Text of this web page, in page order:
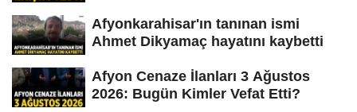
Afyonkarahisar'ın tanınan ismi
Ahmet Dikyamaç hayatını kaybetti
Afyon Cenaze İlanları 3 Ağustos
2026: Bugün Kimler Vefat Etti?